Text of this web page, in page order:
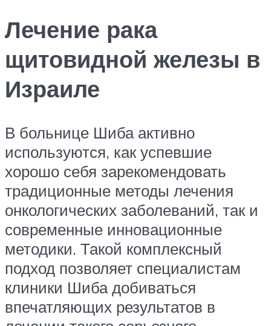
Лечение рака
щитовидной железы в
Израиле
В больнице Шиба активно
используются, как успевшие
хорошо себя зарекомендовать
традиционные методы лечения
онкологических заболеваний, так и
современные инновационные
методики. Такой комплексный
подход позволяет специалистам
клиники Шиба добиваться
впечатляющих результатов в